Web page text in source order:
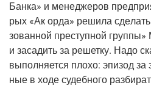
Бан­ка» и мене­дже­ров
рых «Ак орда» реши­ла
зо­ван­ной пре­ступ­ной
и заса­дить за решет­ку. Надо
выпол­ня­ет­ся пло­хо: эпи­зод
ные в ходе судеб­но­го